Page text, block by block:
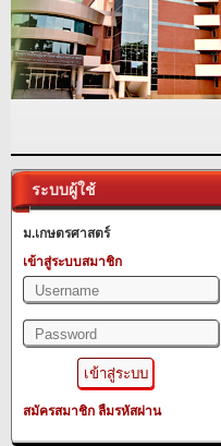
ระบบผู้ใช้
ม.เกษตรศาสตร์
เข้าสู่ระบบสมาชิก
สมัครสมาชิก ลืมรหัสผ่าน